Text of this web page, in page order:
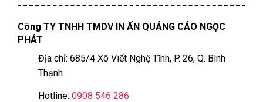
Công TY TNHH TMDV IN ẤN QUẢNG CÁO NGỌC
PHÁT
Địa chỉ: 685/4 Xô Viết Nghệ Tĩnh, P. 26, Q. Bình
Thạnh
Hotline: 0908 546 286